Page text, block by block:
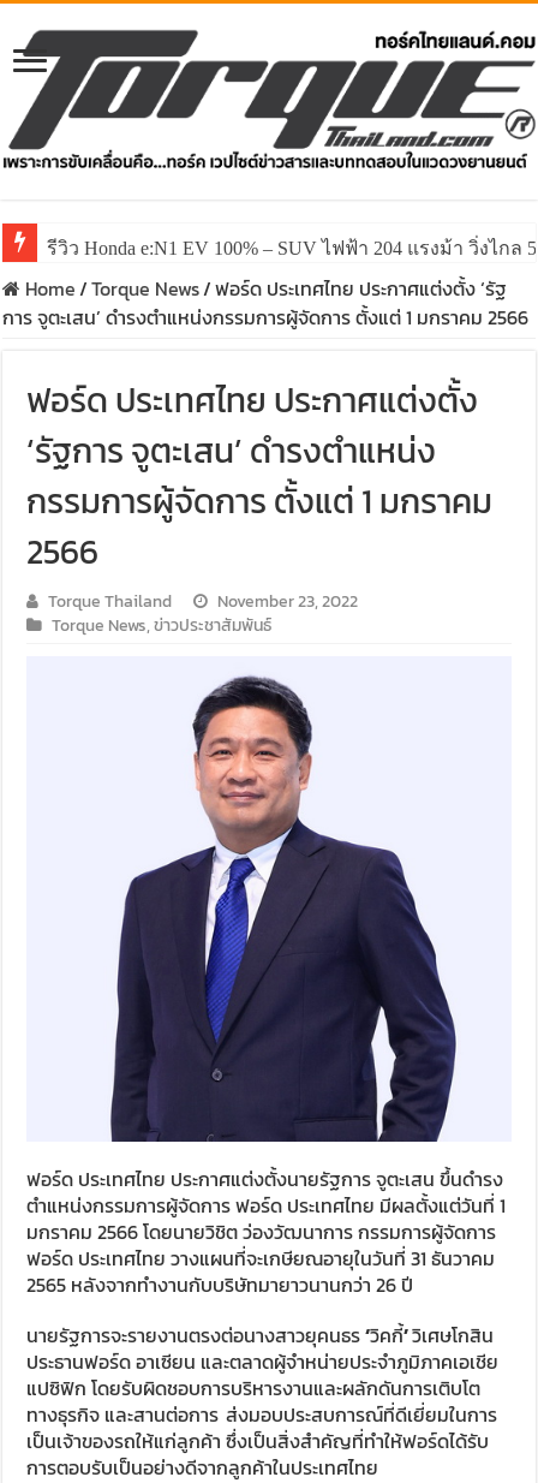
รีวิว Honda e:N1 EV 100% – SUV ไฟฟ้า 204 แรงม้า วิ่งไกล
Home/Torque News/ฟอร์ด ประเทศไทย ประกาศแต่งตั้ง ‘รัฐ
การ จูตะเสน’ ดำรงตำแหน่งกรรมการผู้จัดการ ตั้งแต่ 1 มกราคม 2566
ฟอร์ด ประเทศไทย ประกาศแต่งตั้ง
‘รัฐการ จูตะเสน’ ดำรงตำแหน่ง
กรรมการผู้จัดการ ตั้งแต่ 1 มกราคม
2566
Torque Thailand
November 23, 2022
Torque News,ข่าวประชาสัมพันธ์
ฟอร์ด ประเทศไทย ประกาศแต่งตั้งนายรัฐการ จูตะเสน ขึ้นดำรง
ตำแหน่งกรรมการผู้จัดการ ฟอร์ด ประเทศไทย มีผลตั้งแต่วันที่ 1
มกราคม 2566 โดยนายวิชิต ว่องวัฒนาการ กรรมการผู้จัดการ
ฟอร์ด ประเทศไทย วางแผนที่จะเกษียณอายุในวันที่ 31 ธันวาคม
2565 หลังจากทำงานกับบริษัทมายาวนานกว่า 26 ปี
นายรัฐการจะรายงานตรงต่อนางสาวยุคนธร‘วิคกี้’วิเศษโกสิน
ประธานฟอร์ด อาเซียน และตลาดผู้จำหน่ายประจำภูมิภาคเอเชีย
แปซิฟิก โดยรับผิดชอบการบริหารงานและผลักดันการเติบโต
ทางธุรกิจ และสานต่อการ ส่งมอบประสบการณ์ที่ดีเยี่ยมในการ
เป็นเจ้าของรถให้แก่ลูกค้า ซึ่งเป็นสิ่งสำคัญที่ทำให้ฟอร์ดได้รับ
การตอบรับเป็นอย่างดีจากลูกค้าในประเทศไทย